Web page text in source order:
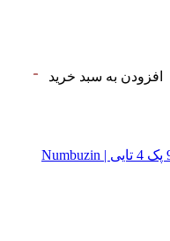
افزودن به سبد خرید
ماسک صورت لیفتینگ نامبوزین شماه 9 پک 4 تایی | Numbuzin